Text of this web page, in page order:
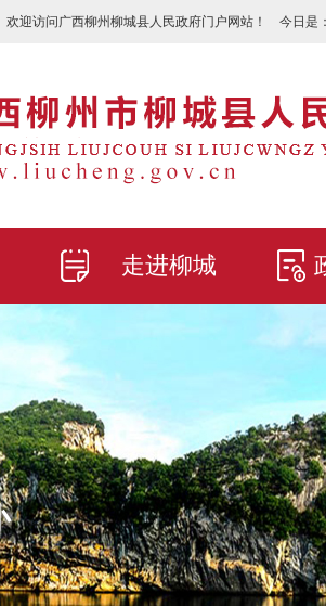
欢迎访问广西柳州柳城县人民政府门户网站！ 今日是：
走进柳城